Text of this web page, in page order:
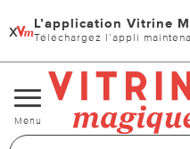
x L’application Vitrine
Téléchargez l’appli
Changer
de
navigation
Menu